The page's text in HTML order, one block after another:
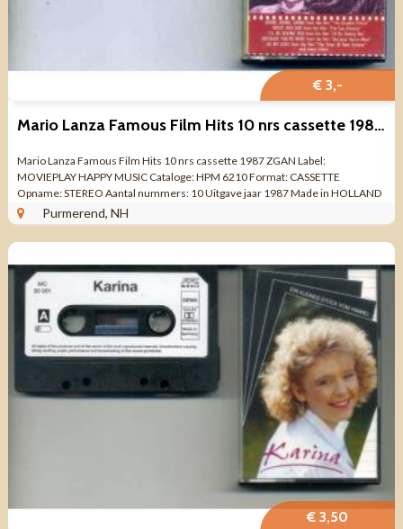
€ 3,-
Mario Lanza Famous Film Hits 10 nrs cassette 1987 ZGAN
Mario Lanza Famous Film Hits 10 nrs cassette 1987 ZGAN Label:
MOVIEPLAY HAPPY MUSIC Cataloge: HPM 6210 Format: CASSETTE
Opname: STEREO Aantal nummers: 10 Uitgave jaar 1987 Made in HOLLAND
Genre: FILMMUZIEK Kwaliteit: ALS NIEUW ...
Purmerend, NH
€ 3,50